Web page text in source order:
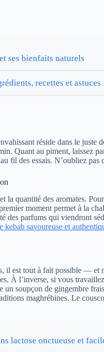
ses bienfaits naturels
recettes et astuces
réside dans le
Quant au piment, laissez
fil des essais. N’oubliez
quantité des aromates.
moment permet à la
des parfums qui viendront
kebab savoureuse et
il est tout à fait possible —
À l’inverse, si vous
un soupçon de gingembre
maghrébines. Le
lactose onctueuse et